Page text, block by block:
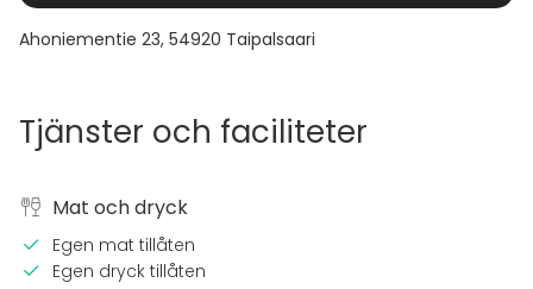
Ahoniementie 23, 54920 Taipalsaari
Tjänster och faciliteter
Mat och dryck
Egen mat tillåten
Egen dryck tillåten